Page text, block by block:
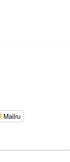
Mailru